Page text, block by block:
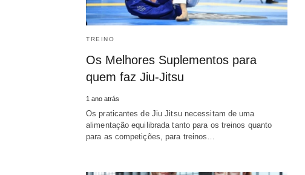
TREINO
Os Melhores Suplementos para
quem faz Jiu-Jitsu
1 ano atrás
Os praticantes de Jiu Jitsu necessitam de uma
alimentação equilibrada tanto para os treinos quanto
para as competições, para treinos…